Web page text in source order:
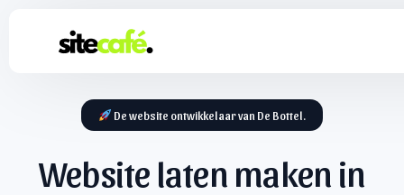
De website ontwikkelaar van De Bottel.
Website laten maken in